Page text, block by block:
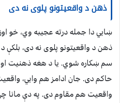
ذهن د واقعیتونو پلوی نه دی
ښايي دا جمله درته عجیبه وي، خو
ذهن د واقعیتونو پلوی نه دی،
سم ښکاره شوي. یا د هغه ذهنیت او
حاکم دی. جان ادامز هم وایي،
واقعیت هم مقاوم دی. په دې مانا